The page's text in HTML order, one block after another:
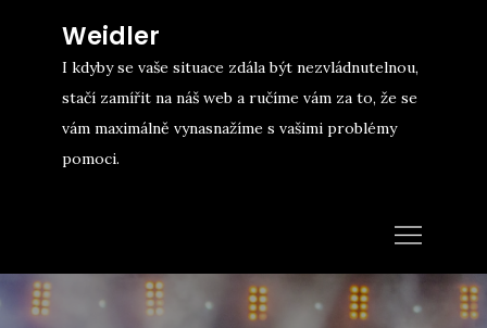
content
Weidler
I kdyby se vaše situace zdála být nezvládnutelnou,
stačí zamířit na náš web a ručíme vám za to, že se
vám maximálně vynasnažíme s vašimi problémy
pomoci.